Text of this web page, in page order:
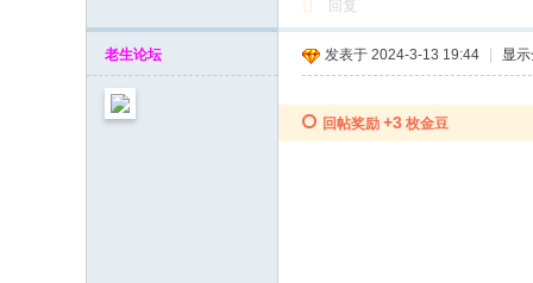
回复
老生论坛 发表于 2024-3-13 19:44 显
回帖奖励 +3 枚金豆